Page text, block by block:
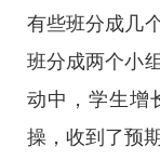
有些班分成几
班分成两个小
动中，学生增
操，收到了预